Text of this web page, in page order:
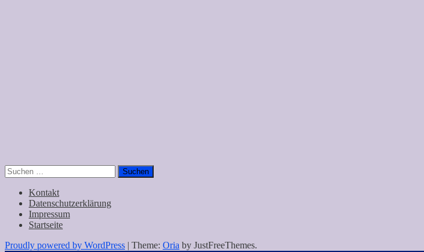
Suchen
nach:
Kontakt
Datenschutzerklärung
Impressum
Startseite
Proudly powered by WordPress | Theme: Oria by JustFreeThemes.